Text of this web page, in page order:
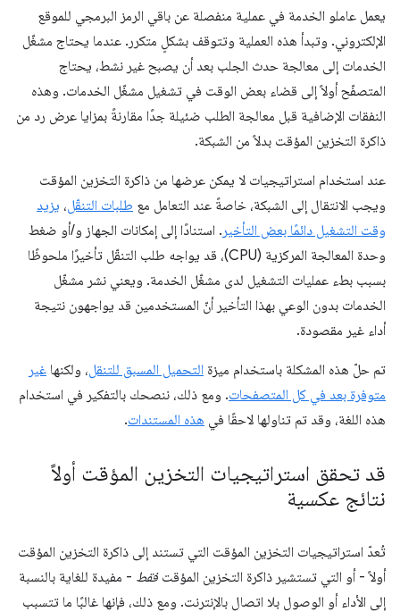
يعمل عاملو الخدمة في عملية منفصلة عن باقي الرمز البرمجي للموقع
الإلكتروني. وتبدأ هذه العملية وتتوقف بشكلٍ متكرر. عندما يحتاج مشغّل
الخدمات إلى معالجة حدث الجلب بعد أن يصبح غير نشط، يحتاج
المتصفّح أولاً إلى قضاء بعض الوقت في تشغيل مشغّل الخدمات. وهذه
النفقات الإضافية قبل معالجة الطلب ضئيلة جدًا مقارنةً بمزايا عرض رد من
ذاكرة التخزين المؤقت بدلاً من الشبكة.
عند استخدام استراتيجيات لا يمكن عرضها من ذاكرة التخزين المؤقت
ويجب الانتقال إلى الشبكة، خاصةً عند التعامل مع طلبات التنقّل، يزيد
وقت التشغيل دائمًا بعض التأخير . استنادًا إلى إمكانات الجهاز و/أو ضغط
وحدة المعالجة المركزية (CPU)، قد يواجه طلب التنقّل تأخيرًا ملحوظًا
بسبب بطء عمليات التشغيل لدى مشغّل الخدمة. ويعني نشر مشغّل
الخدمات بدون الوعي بهذا التأخير أنّ المستخدمين قد يواجهون نتيجة
أداء غير مقصودة.
تم حلّ هذه المشكلة باستخدام ميزة التحميل المسبق للتنقل، ولكنها غير
متوفرة بعد في كل المتصفحات. ومع ذلك، ننصحك بالتفكير في استخدام
هذه اللغة، وقد تم تناولها لاحقًا في هذه المستندات.
قد تحقق استراتيجيات التخزين المؤقت أولاً
نتائج عكسية
تُعدّ استراتيجيات التخزين المؤقت التي تستند إلى ذاكرة التخزين المؤقت
أولاً - أو التي تستشير ذاكرة التخزين المؤقتفقط - مفيدة للغاية بالنسبة
إلى الأداء أو الوصول بلا اتصال بالإنترنت. ومع ذلك، فإنها غالبًا ما تتسبب